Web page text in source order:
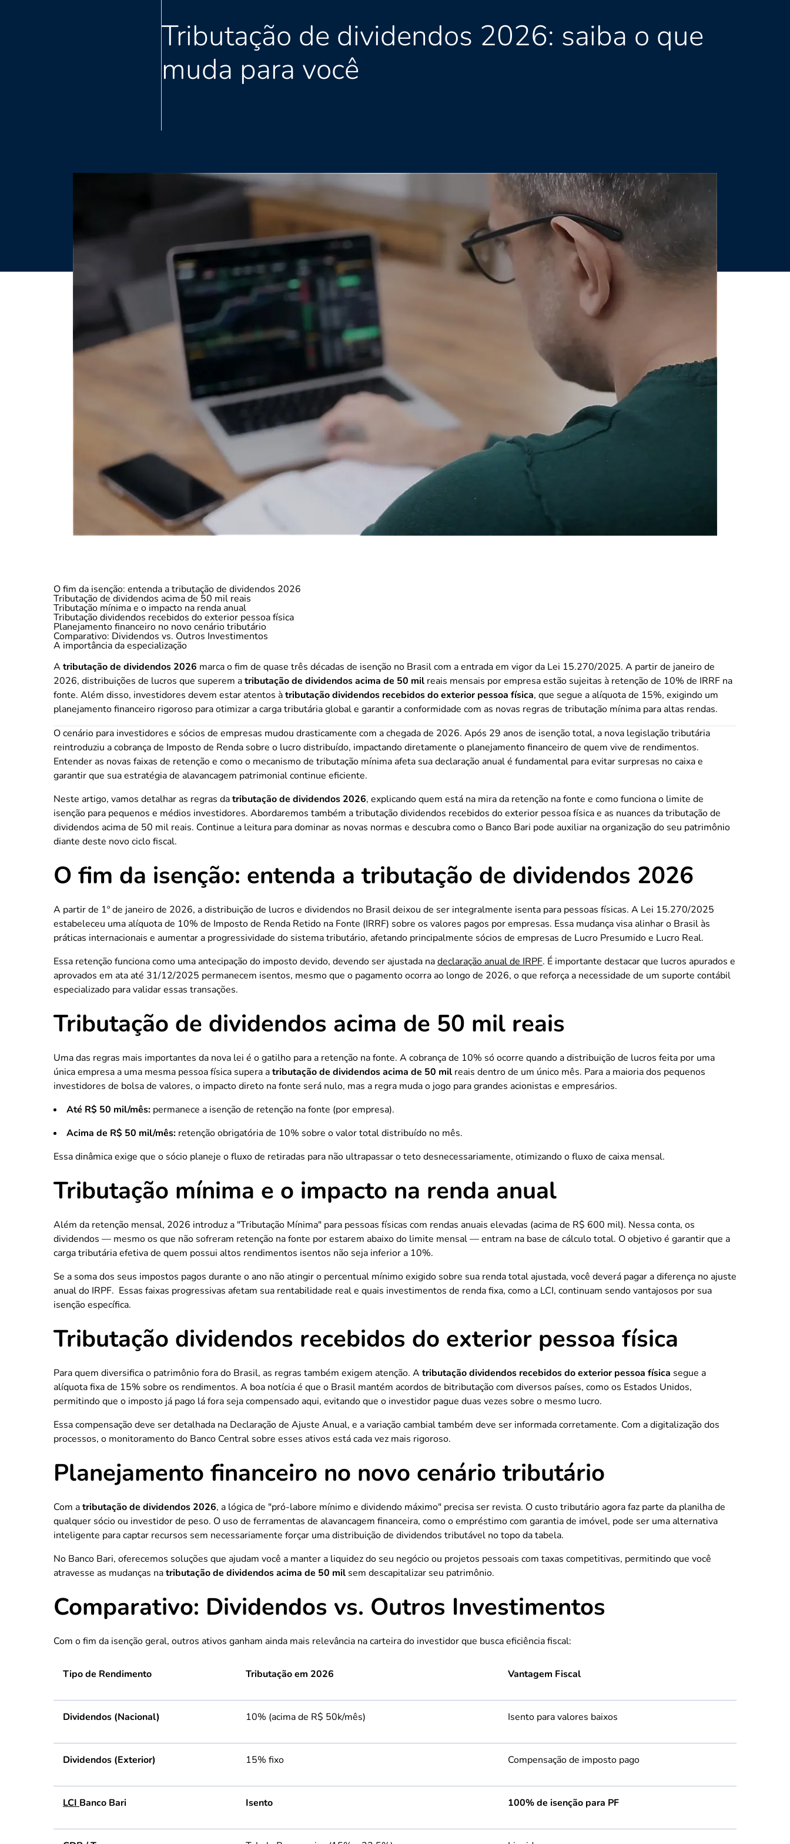
Tributação de dividendos 2026: saiba o que
muda para você
O fim da isenção: entenda a tributação de dividendos 2026
Tributação de dividendos acima de 50 mil reais
Tributação mínima e o impacto na renda anual
Tributação dividendos recebidos do exterior pessoa física
Planejamento financeiro no novo cenário tributário
Comparativo: Dividendos vs. Outros Investimentos
A importância da especialização
A tributação de dividendos 2026 marca o fim de quase três décadas de isenção no Brasil com a entrada em vigor da Lei 15.270/2025. A partir de janeiro de
2026, distribuições de lucros que superem atributação de dividendos acima de 50 mil reais mensais por empresa estão sujeitas à retenção de 10% de IRRF na
fonte. Além disso, investidores devem estar atentos àtributação dividendos recebidos do exterior pessoa física, que segue a alíquota de 15%, exigindo um
planejamento financeiro rigoroso para otimizar a carga tributária global e garantir a conformidade com as novas regras de tributação mínima para altas rendas.
O cenário para investidores e sócios de empresas mudou drasticamente com a chegada de 2026. Após 29 anos de isenção total, a nova legislação tributária
reintroduziu a cobrança de Imposto de Renda sobre o lucro distribuído, impactando diretamente o planejamento financeiro de quem vive de rendimentos.
Entender as novas faixas de retenção e como o mecanismo de tributação mínima afeta sua declaração anual é fundamental para evitar surpresas no caixa e
garantir que sua estratégia de alavancagem patrimonial continue eficiente.
Neste artigo, vamos detalhar as regras datributação de dividendos 2026, explicando quem está na mira da retenção na fonte e como funciona o limite de
isenção para pequenos e médios investidores. Abordaremos também a tributação dividendos recebidos do exterior pessoa física e as nuances da tributação de
dividendos acima de 50 mil reais. Continue a leitura para dominar as novas normas e descubra como o Banco Bari pode auxiliar na organização do seu patrimônio
diante deste novo ciclo fiscal.
O fim da isenção: entenda a tributação de dividendos 2026
A partir de 1º de janeiro de 2026, a distribuição de lucros e dividendos no Brasil deixou de ser integralmente isenta para pessoas físicas. A Lei 15.270/2025
estabeleceu uma alíquota de 10% de Imposto de Renda Retido na Fonte (IRRF) sobre os valores pagos por empresas. Essa mudança visa alinhar o Brasil às
práticas internacionais e aumentar a progressividade do sistema tributário, afetando principalmente sócios de empresas de Lucro Presumido e Lucro Real.
Essa retenção funciona como uma antecipação do imposto devido, devendo ser ajustada nadeclaração anual de IRPF. É importante destacar que lucros apurados e
aprovados em ata até 31/12/2025 permanecem isentos, mesmo que o pagamento ocorra ao longo de 2026, o que reforça a necessidade de um suporte contábil
especializado para validar essas transações.
Tributação de dividendos acima de 50 mil reais
Uma das regras mais importantes da nova lei é o gatilho para a retenção na fonte. A cobrança de 10% só ocorre quando a distribuição de lucros feita por uma
única empresa a uma mesma pessoa física supera atributação de dividendos acima de 50 mil reais dentro de um único mês. Para a maioria dos pequenos
investidores de bolsa de valores, o impacto direto na fonte será nulo, mas a regra muda o jogo para grandes acionistas e empresários.
Até R$ 50 mil/mês: permanece a isenção de retenção na fonte (por empresa).
Acima de R$ 50 mil/mês: retenção obrigatória de 10% sobre o valor total distribuído no mês.
Essa dinâmica exige que o sócio planeje o fluxo de retiradas para não ultrapassar o teto desnecessariamente, otimizando o fluxo de caixa mensal.
Tributação mínima e o impacto na renda anual
Além da retenção mensal, 2026 introduz a "Tributação Mínima" para pessoas físicas com rendas anuais elevadas (acima de R$ 600 mil). Nessa conta, os
dividendos — mesmo os que não sofreram retenção na fonte por estarem abaixo do limite mensal — entram na base de cálculo total. O objetivo é garantir que a
carga tributária efetiva de quem possui altos rendimentos isentos não seja inferior a 10%.
Se a soma dos seus impostos pagos durante o ano não atingir o percentual mínimo exigido sobre sua renda total ajustada, você deverá pagar a diferença no ajuste
anual do IRPF. Essas faixas progressivas afetam sua rentabilidade real e quais investimentos de renda fixa, como a LCI, continuam sendo vantajosos por sua
isenção específica.
Tributação dividendos recebidos do exterior pessoa física
Para quem diversifica o patrimônio fora do Brasil, as regras também exigem atenção. A tributação dividendos recebidos do exterior pessoa física segue a
alíquota fixa de 15% sobre os rendimentos. A boa notícia é que o Brasil mantém acordos de bitributação com diversos países, como os Estados Unidos,
permitindo que o imposto já pago lá fora seja compensado aqui, evitando que o investidor pague duas vezes sobre o mesmo lucro.
Essa compensação deve ser detalhada na Declaração de Ajuste Anual, e a variação cambial também deve ser informada corretamente. Com a digitalização dos
processos, o monitoramento do Banco Central sobre esses ativos está cada vez mais rigoroso.
Planejamento financeiro no novo cenário tributário
Com atributação de dividendos 2026, a lógica de "pró-labore mínimo e dividendo máximo" precisa ser revista. O custo tributário agora faz parte da planilha de
qualquer sócio ou investidor de peso. O uso de ferramentas de alavancagem financeira, como o empréstimo com garantia de imóvel, pode ser uma alternativa
inteligente para captar recursos sem necessariamente forçar uma distribuição de dividendos tributável no topo da tabela.
No Banco Bari, oferecemos soluções que ajudam você a manter a liquidez do seu negócio ou projetos pessoais com taxas competitivas, permitindo que você
atravesse as mudanças natributação de dividendos acima de 50 mil sem descapitalizar seu patrimônio.
Comparativo: Dividendos vs. Outros Investimentos
Com o fim da isenção geral, outros ativos ganham ainda mais relevância na carteira do investidor que busca eficiência fiscal:
Tipo de Rendimento Tributação em 2026 Vantagem Fiscal
Dividendos (Nacional) 10% (acima de R$ 50k/mês) Isento para valores baixos
Dividendos (Exterior) 15% fixo Compensação de imposto pago
LCI Banco Bari Isento 100% de isenção para PF